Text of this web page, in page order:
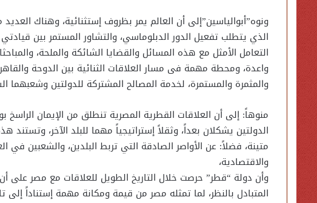
ونوه”أبوالياسين”إلى أن العالم يمر بظروف إستثنائية، وهناك العديد
الذي يتطلب تفعيل الدور الدبلوماسي، والتشاور المستمر بين قيادتي
التعامل الأمثل مع هذه المسائل والقضايا الشائكة والملحة،
واعدة، ومحطة مهمة فى مسار العلاقات الثنائية بين الدوحة
والمثمرة والمستمرة، لخدمة المصالح المشتركة للدولتين وشعبهما
منوهاً: إلى أن العلاقات القطرية المصرية تنطلق من الإيمان
الدولتين يشكلان بعداً، وثقلاً إستراتيجياً مهما للبلد الآخر،
متينة، فضلاً: عن الأواصر الصادقة التي تربط البلدين، والشعبين في
والاقتصادية،
وأن دولة “قطر” حرصت خلال التاريخ الطويل للعلاقات مع مصر على أن
المتبادل بالنظر، لما تمثله مصر من قيمة ومكانة مهمة إستناداً إلى